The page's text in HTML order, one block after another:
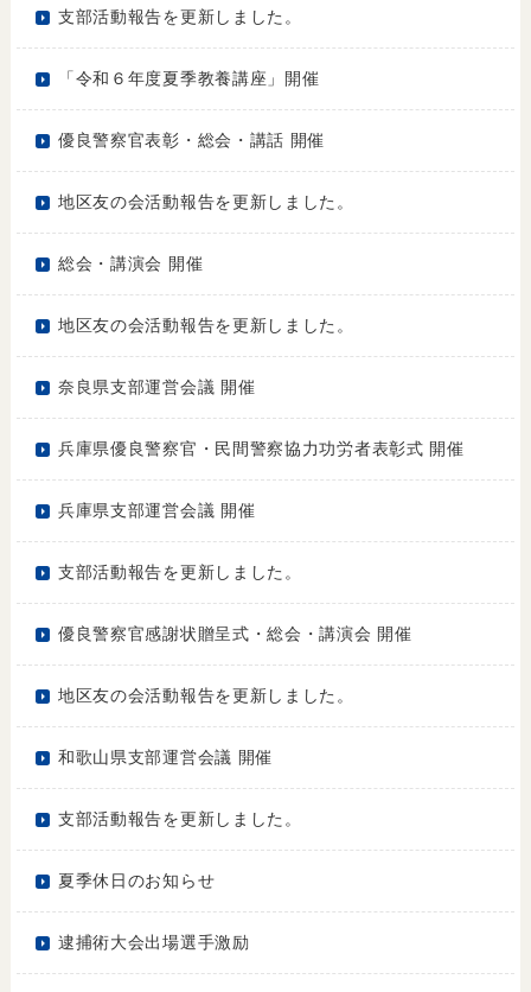
支部活動報告を更新しました。
「令和６年度夏季教養講座」開催
優良警察官表彰・総会・講話 開催
地区友の会活動報告を更新しました。
総会・講演会 開催
地区友の会活動報告を更新しました。
奈良県支部運営会議 開催
兵庫県優良警察官・民間警察協力功労者表彰式 開催
兵庫県支部運営会議 開催
支部活動報告を更新しました。
優良警察官感謝状贈呈式・総会・講演会 開催
地区友の会活動報告を更新しました。
和歌山県支部運営会議 開催
支部活動報告を更新しました。
夏季休日のお知らせ
逮捕術大会出場選手激励